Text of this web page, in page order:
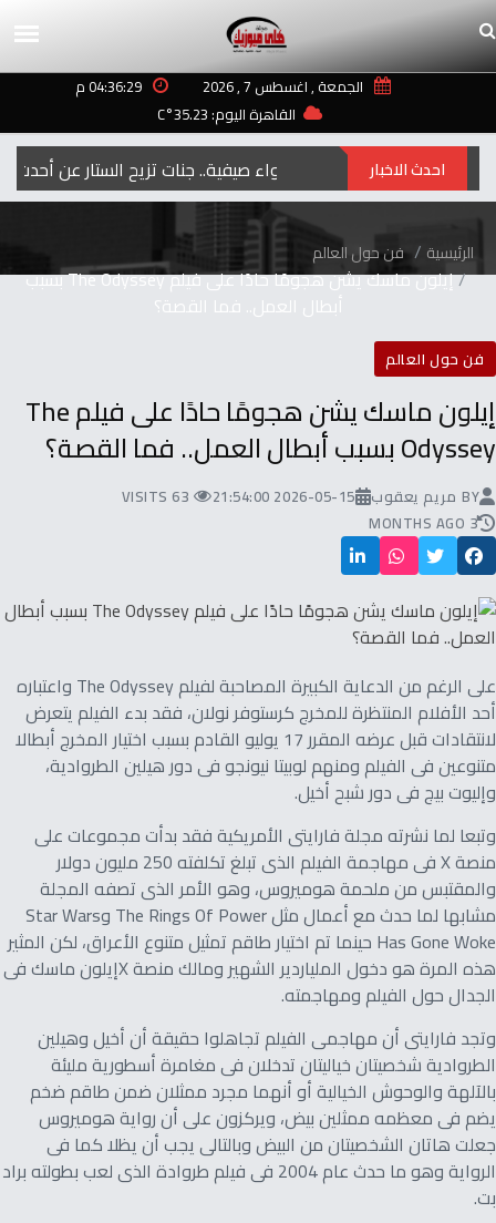
الجمعة , اغسطس 7 , 2026
04:36:29 م
القاهرة اليوم: 35.23°C
احدث الاخبار
الرئيسية فن حول العالم
إيلون ماسك يشن هجومًا حادًا على فيلم The Odyssey بسبب
أبطال العمل.. فما القصة؟
فن حول العالم
إيلون ماسك يشن هجومًا حادًا على فيلم The
Odyssey بسبب أبطال العمل.. فما القصة؟
BY مريم يعقوب 2026-05-15 21:54:00
63 VISITS
3 MONTHS AGO
على الرغم من الدعاية الكبيرة المصاحبة لفيلم The Odyssey واعتباره
أحد الأفلام المنتظرة للمخرج كرستوفر نولان، فقد بدء الفيلم يتعرض
لانتقادات قبل عرضه المقرر 17 يوليو القادم بسبب اختيار المخرج أبطالا
متنوعين فى الفيلم ومنهم لوبيتا نيونجو فى دور هيلين الطروادية،
وإليوت بيج فى دور شبح أخيل.
وتبعا لما نشرته مجلة فارايتى الأمريكية فقد بدأت مجموعات على
منصة X فى مهاجمة الفيلم الذى تبلغ تكلفته 250 مليون دولار
والمقتبس من ملحمة هوميروس، وهو الأمر الذى تصفه المجلة
مشابها لما حدث مع أعمال مثل The Rings Of Power وStar Wars
Has Gone Woke حينما تم اختيار طاقم تمثيل متنوع الأعراق، لكن المثير
هذه المرة هو دخول الملياردير الشهير ومالك منصة Xإيلون ماسك فى
الجدال حول الفيلم ومهاجمته.
وتجد فارايتى أن مهاجمى الفيلم تجاهلوا حقيقة أن أخيل وهيلين
الطروادية شخصيتان خياليتان تدخلان فى مغامرة أسطورية مليئة
بالآلهة والوحوش الخيالية أو أنهما مجرد ممثلان ضمن طاقم ضخم
يضم فى معظمه ممثلين بيض، ويركزون على أن رواية هوميروس
جعلت هاتان الشخصيتان من البيض وبالتالى يجب أن يظلا كما فى
الرواية وهو ما حدث عام 2004 فى فيلم طروادة الذى لعب بطولته براد
بت.